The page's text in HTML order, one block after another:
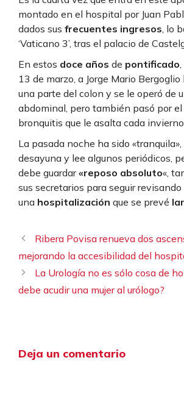
montado en el hospital por Juan
dados sus frecuentes ingresos , lo
‘Vaticano 3’, tras el palacio de
En estos doce años de pontificado
13 de marzo, a Jorge Mario
una parte del colon y se le operó de
abdominal, pero también pasó por
bronquitis que le asalta cada invierno.
La pasada noche ha sido
desayuna y lee algunos periódicos,
debe guardar«reposo absoluto«,
sus secretarios para seguir
una hospitalización que se prevé
Ribera Povisa renueva dos
mejorando la accesibilidad del
La Urología no es sólo cosa de
debe acudir una mujer al urólogo?
Deja un comentario